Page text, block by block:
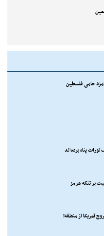
حامی فلسطین
پناه برده‌اند
بر تنگه هرمز
آمریکا از منطقه!